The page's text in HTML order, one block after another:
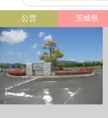
公営 茨城県